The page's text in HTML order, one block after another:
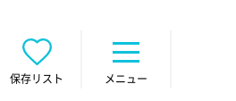
保存リスト メニュー